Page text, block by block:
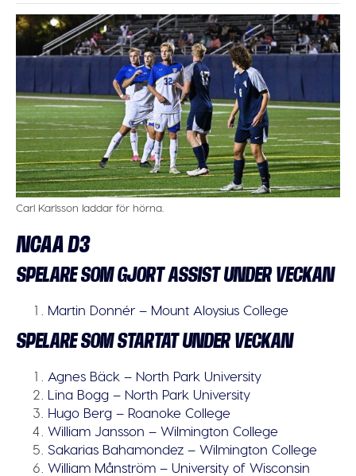
Carl Karlsson laddar för hörna.
NCAA D3
SPELARE SOM GJORT ASSIST UNDER VECKAN
Martin Donnér – Mount Aloysius College
SPELARE SOM STARTAT UNDER VECKAN
Agnes Bäck – North Park University
Lina Bogg – North Park University
Hugo Berg – Roanoke College
William Jansson – Wilmington College
Sakarias Bahamondez – Wilmington College
William Månström – University of Wisconsin